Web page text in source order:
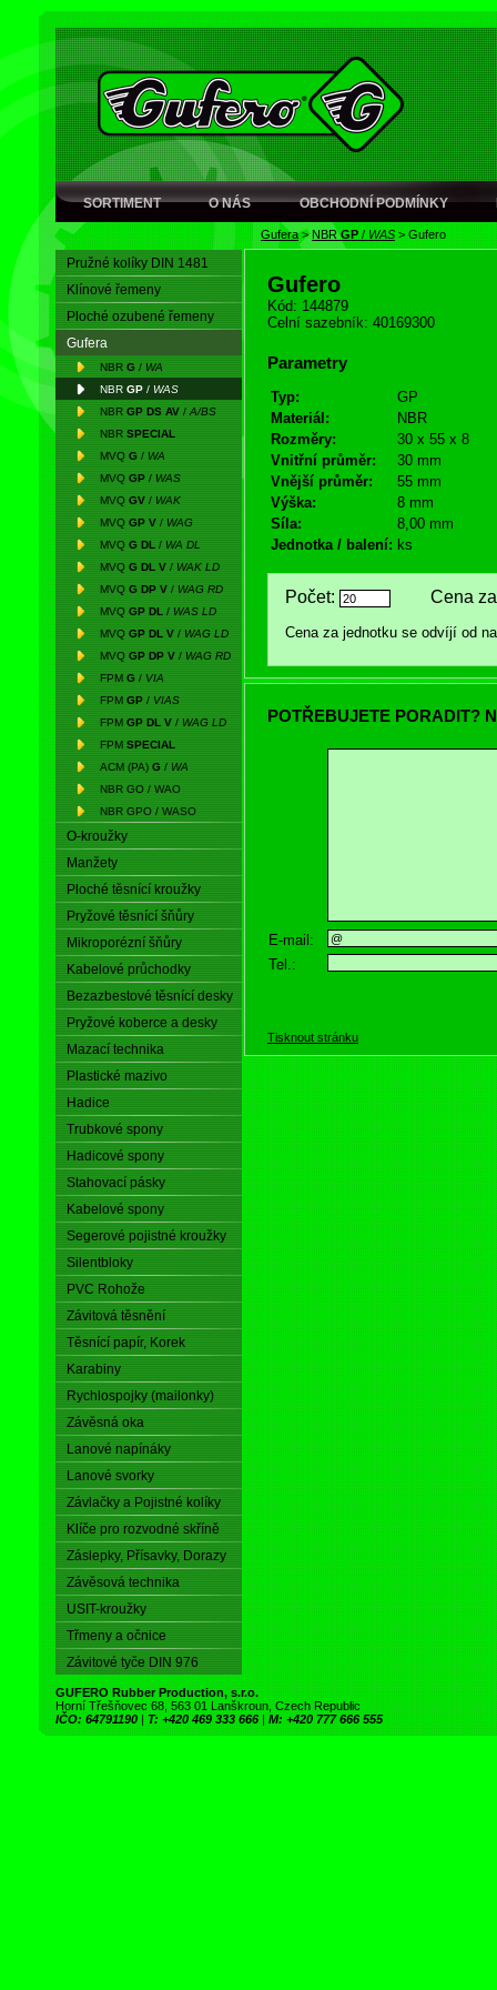
SORTIMENT O NÁS OBCHODNÍ PODMÍNKY
Gufera> NBRGP / WAS > Gufero
Pružné kolíky DIN 1481
Klínové řemeny
Ploché ozubené řemeny
Gufera
NBR G / WA
NBR GP / WAS
NBR GP DS AV / A/BS
NBR SPECIAL
MVQ G / WA
MVQ GP / WAS
MVQ GV / WAK
MVQ GP V / WAG
MVQ G DL / WA DL
MVQ G DL V / WAK LD
MVQ G DP V / WAG RD
MVQ GP DL / WAS LD
MVQ GP DL V / WAG LD
MVQ GP DP V / WAG RD
FPM G / VIA
FPM GP / VIAS
FPM GP DL V / WAG LD
FPM SPECIAL
ACM (PA) G / WA
NBR GO / WAO
NBR GPO / WASO
O-kroužky
Manžety
Ploché těsnící kroužky
Pryžové těsnící šňůry
Mikroporézní šňůry
Kabelové průchodky
Bezazbestové těsnící desky
Pryžové koberce a desky
Mazací technika
Plastické mazivo
Hadice
Trubkové spony
Hadicové spony
Stahovací pásky
Kabelové spony
Segerové pojistné kroužky
Silentbloky
PVC Rohože
Závitová těsnění
Těsnící papír, Korek
Karabiny
Rychlospojky (mailonky)
Závěsná oka
Lanové napínáky
Lanové svorky
Závlačky a Pojistné kolíky
Klíče pro rozvodné skříně
Záslepky, Přísavky, Dorazy
Závěsová technika
USIT-kroužky
Třmeny a očnice
Závitové tyče DIN 976
Gufero
Kód: 144879
Celní sazebník: 40169300
Parametry
Typ:
GP
Materiál:
NBR
Rozměry:
30 x 55 x 8
Vnitřní průměr:
30 mm
Vnější průměr:
55 mm
Výška:
8 mm
Síla:
8,00 mm
Jednotka / balení: ks
Počet: Cena za
Cena za jednotku se odvíjí od
POTŘEBUJETE PORADIT?
E-mail:
Tel.:
Tisknout stránku
GUFERO Rubber Production, s.r.o.
Horní Třešňovec 68, 563 01 Lanškroun, Czech Republic
IČO: 64791190 | T: +420 469 333 666 | M: +420 777 666 555